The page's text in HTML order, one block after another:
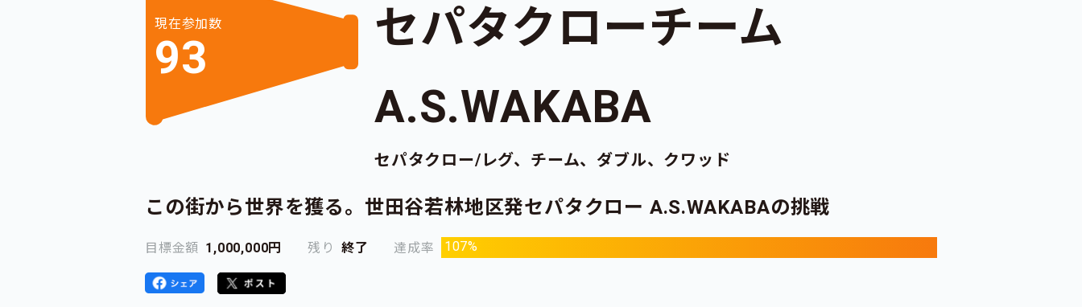
現在参加数
93
セパタクローチーム
A.S.WAKABA
セパタクロー/レグ、チーム、ダブル、クワッド
この街から世界を獲る。世田谷若林地区発セパタクロー A.S.WAKABAの挑戦
目標金額 1,000,000円 残り 終了 達成率 107%